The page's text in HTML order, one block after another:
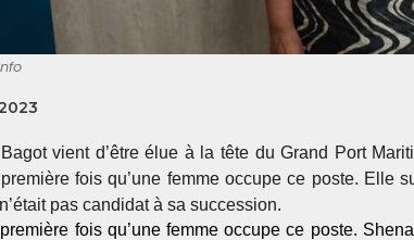
vient d’être élue à la tête du Grand Port
fois qu’une femme occupe ce poste. Elle
pas candidat à sa succession.
fois qu’une femme occupe ce poste.